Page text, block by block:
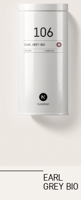
EARL
GREY BIO